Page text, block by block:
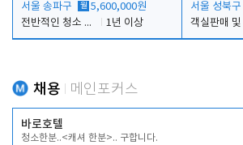
서울 송파구 월 5,600,000원
전반적인 청소 업무(객실청소.객실정리)
1년 이상
서울 성북구
채용 메인포커스
바로호텔
청소한분..<캐셔 한분>.. 구합니다.